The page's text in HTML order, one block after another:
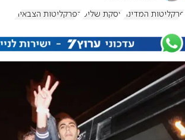
פרקליטות המדינה עסקת שליט הפרקליטות הצבאית